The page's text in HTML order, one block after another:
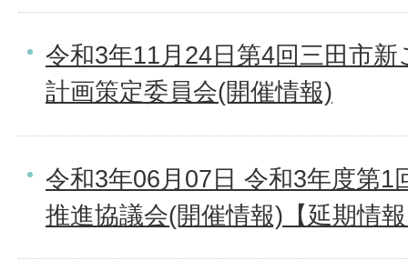
令和3年11月24日第4回三田市
計画策定委員会(開催情報)
令和3年06月07日 令和3年度第
推進協議会(開催情報)【延期情